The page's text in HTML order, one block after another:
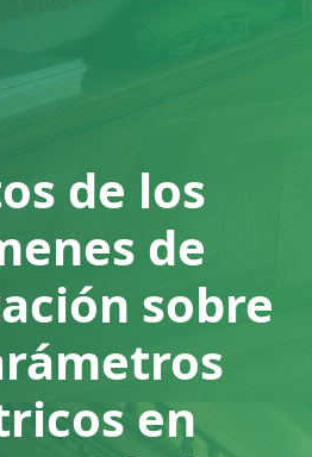
de los
de
sobre
en